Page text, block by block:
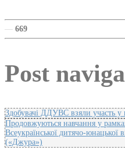
— 669
Post
Здобувачі ДДУВС взяли участь у
Продовжуються навчання у
Всеукраїнської дитячо-юнацької
(«Джура»)